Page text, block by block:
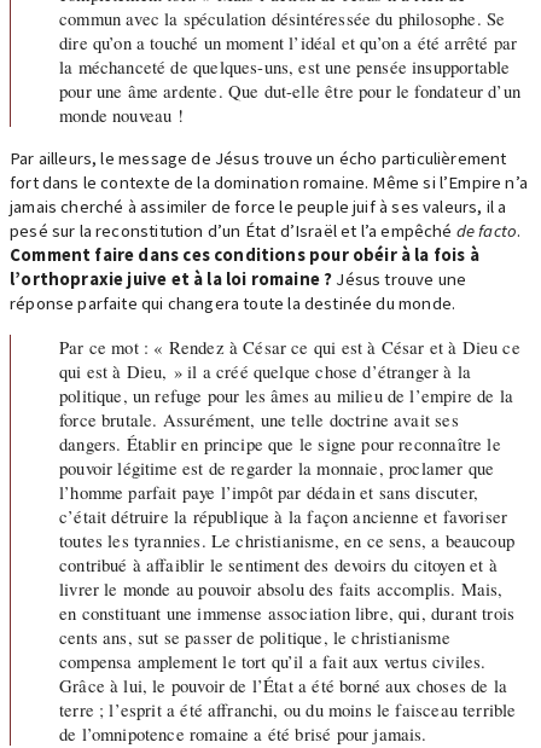
commun avec la spéculation désintéressée du philosophe. Se
dire qu’on a touché un moment l’idéal et qu’on a été arrêté par
la méchanceté de quelques-uns, est une pensée insupportable
pour une âme ardente. Que dut-elle être pour le fondateur d’un
monde nouveau !
Par ailleurs, le message de Jésus trouve un écho particulièrement
fort dans le contexte de la domination romaine. Même si l’Empire n’a
jamais cherché à assimiler de force le peuple juif à ses valeurs, il a
pesé sur la reconstitution d’un État d’Israël et l’a empêché de facto.
Comment faire dans ces conditions pour obéir à la fois à
l’orthopraxie juive et à la loi romaine ? Jésus trouve une
réponse parfaite qui changera toute la destinée du monde.
Par ce mot : « Rendez à César ce qui est à César et à Dieu ce
qui est à Dieu, » il a créé quelque chose d’étranger à la
politique, un refuge pour les âmes au milieu de l’empire de la
force brutale. Assurément, une telle doctrine avait ses
dangers. Établir en principe que le signe pour reconnaître le
pouvoir légitime est de regarder la monnaie, proclamer que
l’homme parfait paye l’impôt par dédain et sans discuter,
c’était détruire la république à la façon ancienne et favoriser
toutes les tyrannies. Le christianisme, en ce sens, a beaucoup
contribué à affaiblir le sentiment des devoirs du citoyen et à
livrer le monde au pouvoir absolu des faits accomplis. Mais,
en constituant une immense association libre, qui, durant trois
cents ans, sut se passer de politique, le christianisme
compensa amplement le tort qu’il a fait aux vertus civiles.
Grâce à lui, le pouvoir de l’État a été borné aux choses de la
terre ; l’esprit a été affranchi, ou du moins le faisceau terrible
de l’omnipotence romaine a été brisé pour jamais.